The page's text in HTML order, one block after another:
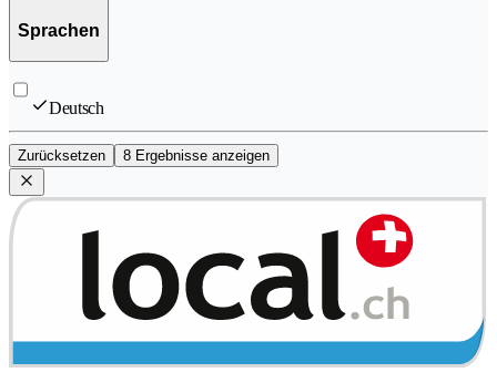
Sprachen
Deutsch
Zurücksetzen 8 Ergebnisse anzeigen